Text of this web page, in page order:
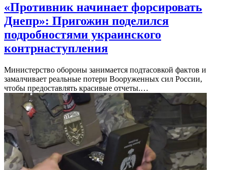
«Противник начинает форсировать
Днепр»: Пригожин поделился
подробностями украинского
контрнаступления
Министерство обороны занимается подтасовкой фактов и
замалчивает реальные потери Вооруженных сил России,
чтобы предоставлять красивые отчеты.…